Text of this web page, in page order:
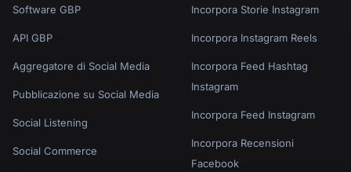
Software GBP
API GBP
Aggregatore di Social Media
Pubblicazione su Social Media
Social Listening
Social Commerce
Incorpora Storie Instagram
Incorpora Instagram Reels
Incorpora Feed Hashtag
Instagram
Incorpora Feed Instagram
Incorpora Recensioni
Facebook